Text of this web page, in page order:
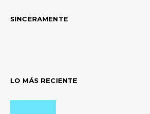
SINCERAMENTE
LO MÁS RECIENTE